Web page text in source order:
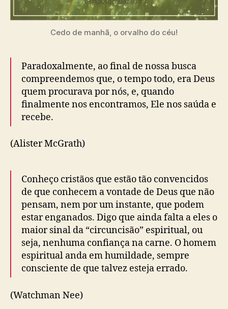
Cedo de manhã, o orvalho do céu!
Paradoxalmente, ao final de nossa busca
compreendemos que, o tempo todo, era Deus
quem procurava por nós, e, quando
finalmente nos encontramos, Ele nos saúda e
recebe.
(Alister McGrath)
Conheço cristãos que estão tão convencidos
de que conhecem a vontade de Deus que não
pensam, nem por um instante, que podem
estar enganados. Digo que ainda falta a eles o
maior sinal da “circuncisão” espiritual, ou
seja, nenhuma confiança na carne. O homem
espiritual anda em humildade, sempre
consciente de que talvez esteja errado.
(Watchman Nee)